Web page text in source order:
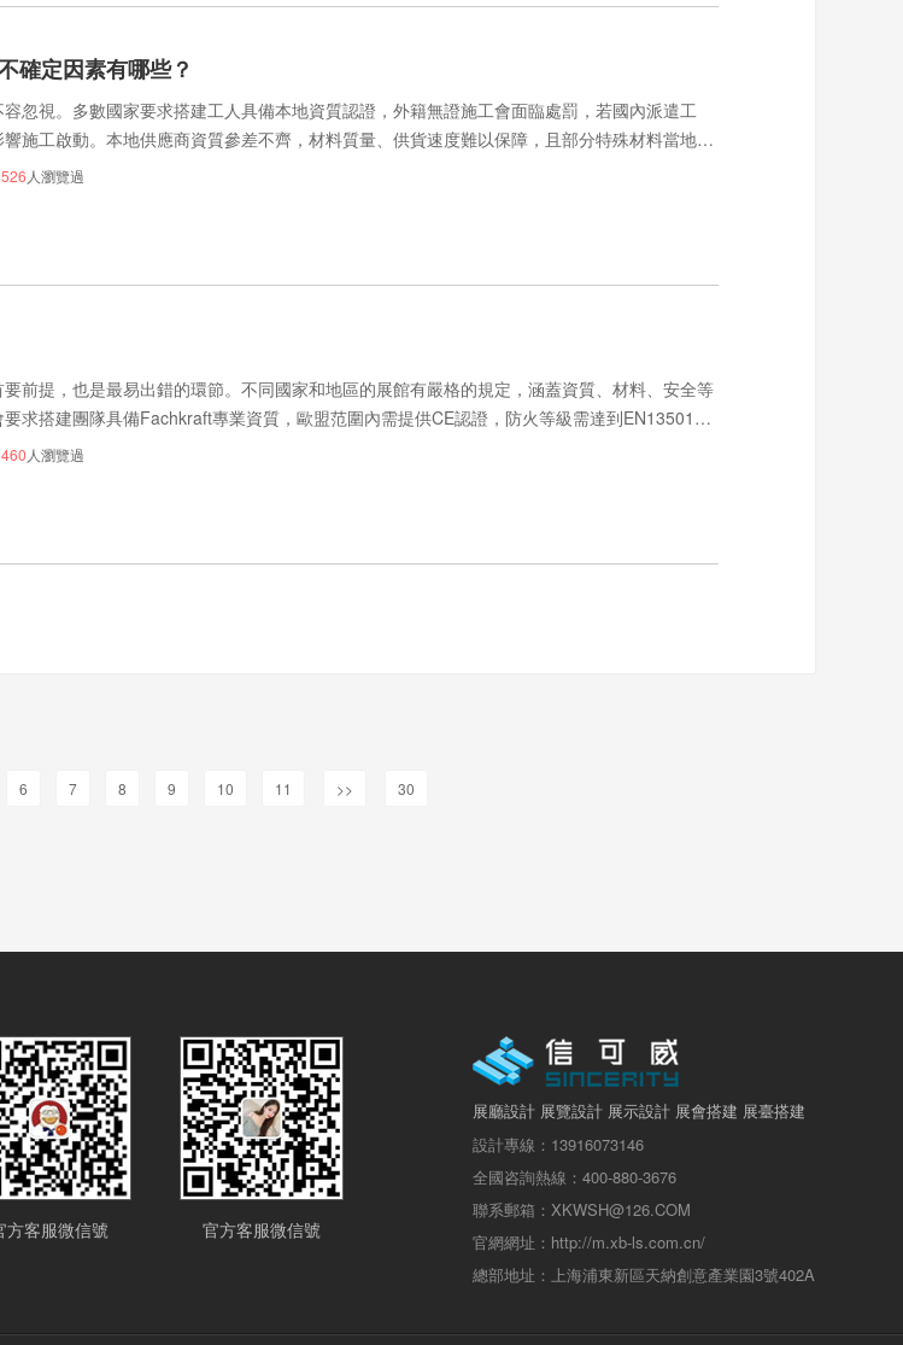
確定因素有哪些？
忽視。多數國家要求搭建工人具備本地資質認證，外籍無證施工會面臨處罰，若國內派遣工
施工啟動。本地供應商資質參差不齊，材料質量、供貨速度難以保障，且部分特殊材料當地無
步增加不確定性。
526 人瀏覽過
前提，也是最易出錯的環節。不同國家和地區的展館有嚴格的規定，涵蓋資質、材料、安全等
求搭建團隊具備Fachkraft專業資質，歐盟范圍內需提供CE認證，防火等級需達到EN13501標
火規范。
460 人瀏覽過
6 7 8 9 10 11 >> 30
方客服微信號 官方客服微信號
展廳設計 展覽設計 展示設計 展會搭建 展臺搭建
設計專線：13916073146
全國咨詢熱線：400-880-3676
聯系郵箱：XKWSH@126.COM
官網網址：http://m.xb-ls.com.cn/
總部地址：上海浦東新區天納創意產業園3號402A